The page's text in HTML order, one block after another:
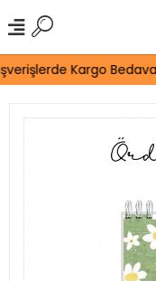
Kargo Bedava!